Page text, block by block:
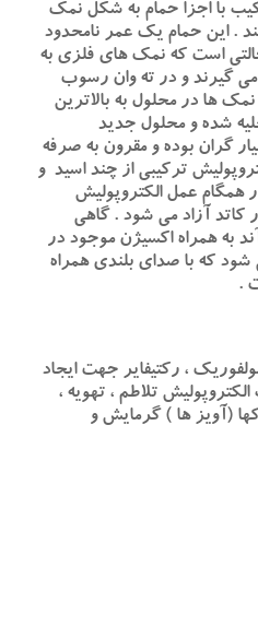
با اجزا حمام به شکل نمک
. این حمام یک عمر نامحدود
است که نمک های فلزی به
گیرند و در ته وان رسوب
ها در محلول به بالاترین
شده و محلول جدید
گران بوده و مقرون به صرفه
ترکیبی از چند اسید و
همگام عمل الکتروپولیش
کاتد آزاد می شود . گاهی
به همراه اکسیژن موجود در
شود که با صدای بلندی همراه
.
، رکتیفایر جهت ایجاد
تلاطم ، تهویه ،
(آویز ها ) گرمایش و